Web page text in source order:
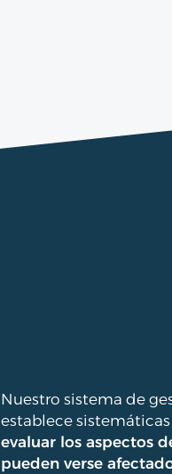
Nuestro sistema de
establece sistemáticas
evaluar los aspectos
pueden verse